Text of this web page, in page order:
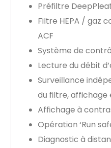
Préfiltre
Filtre HEPA / gaz
ACF
Système de
Lecture du débit
Surveillance
du filtre,
Affichage à
Opération ‘Run
Diagnostic à